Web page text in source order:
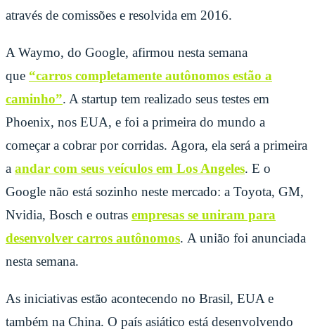
através de comissões e resolvida em 2016.
A Waymo, do Google, afirmou nesta semana
que “carros completamente autônomos estão a
caminho”. A startup tem realizado seus testes em
Phoenix, nos EUA, e foi a primeira do mundo a
começar a cobrar por corridas. Agora, ela será a primeira
a andar com seus veículos em Los Angeles. E o
Google não está sozinho neste mercado: a Toyota, GM,
Nvidia, Bosch e outras empresas se uniram para
desenvolver carros autônomos. A união foi anunciada
nesta semana.
As iniciativas estão acontecendo no Brasil, EUA e
também na China. O país asiático está desenvolvendo